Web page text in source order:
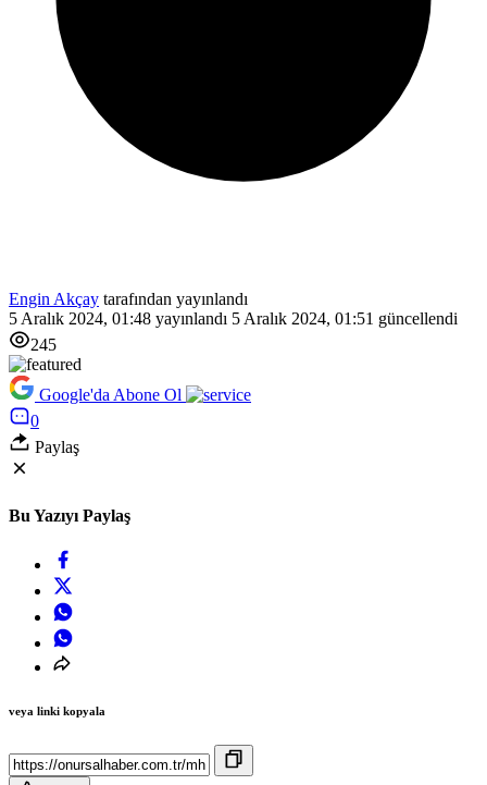
Engin Akçay tarafından yayınlandı
5 Aralık 2024, 01:48 yayınlandı 5 Aralık 2024, 01:51 güncellendi
245
Google'da Abone Ol
0
Paylaş
Bu Yazıyı Paylaş
veya linki kopyala